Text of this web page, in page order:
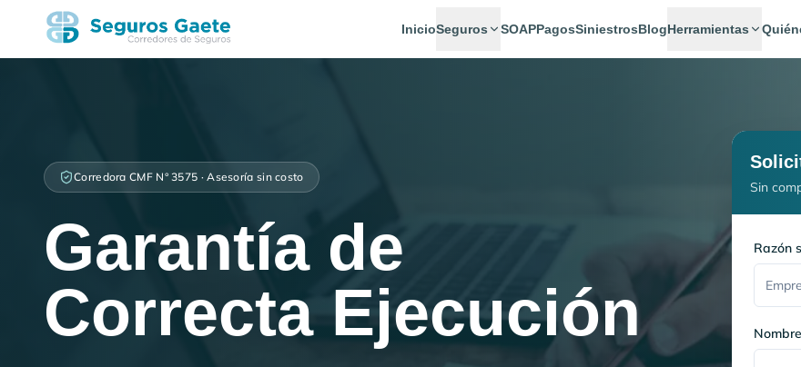
InicioSeguros SOAPPagosSiniestrosBlogHerramientas
Corredora CMF N° 3575 · Asesoría sin costo
Garantía de
Correcta Ejecución
Sin
Razón